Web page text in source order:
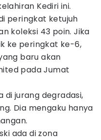
Kediri ini.
peringkat ketujuh
koleksi 43 poin. Jika
ke peringkat ke-6,
baru akan
pada Jumat
di jurang degradasi,
Dia mengaku hanya
ada di zona